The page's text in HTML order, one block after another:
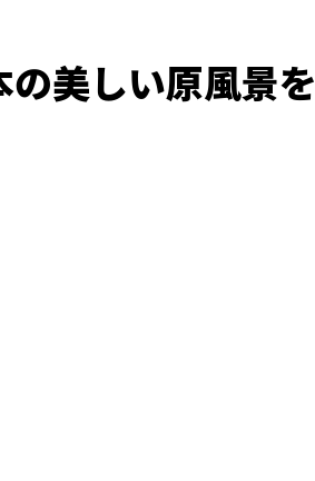
美しい原風景を